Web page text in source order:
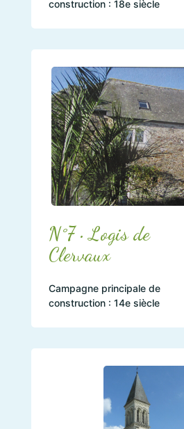
construction : 18e siècle
N°7 • Logis de
Clervaux
Campagne principale de
construction : 14e siècle